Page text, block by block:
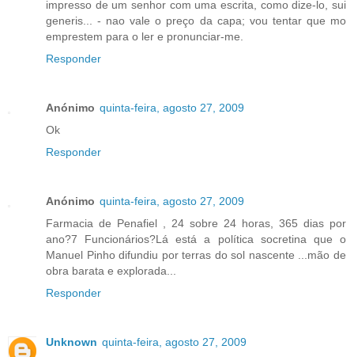
impresso de um senhor com uma escrita, como dize-lo, sui
generis... - nao vale o preço da capa; vou tentar que mo
emprestem para o ler e pronunciar-me.
Responder
Anónimo quinta-feira, agosto 27, 2009
Ok
Responder
Anónimo quinta-feira, agosto 27, 2009
Farmacia de Penafiel , 24 sobre 24 horas, 365 dias por
ano?7 Funcionários?Lá está a política socretina que o
Manuel Pinho difundiu por terras do sol nascente ...mão de
obra barata e explorada...
Responder
Unknown quinta-feira, agosto 27, 2009